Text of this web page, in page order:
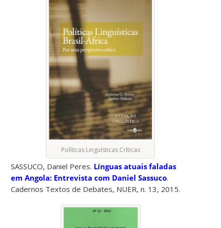
Políticas Linguísticas Críticas
SASSUCO, Daniel Peres. Línguas atuais faladas
em Angola: Entrevista com Daniel Sassuco.
Cadernos Textos de Debates, NUER, n. 13, 2015.